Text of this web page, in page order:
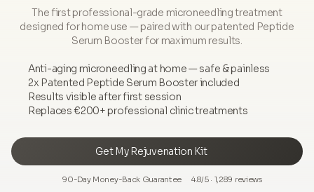
The first professional-grade microneedling treatment
designed for home use — paired with our patented Peptide
Serum Booster for maximum results.
Anti-aging microneedling at home — safe & painless
2x Patented Peptide Serum Booster included
Results visible after first session
Replaces €200+ professional clinic treatments
Get My Rejuvenation Kit
90-Day Money-Back Guarantee 4.8/5 · 1,289 reviews